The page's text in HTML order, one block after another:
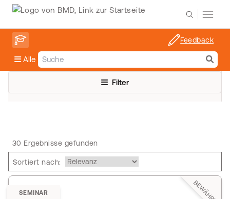
Alle
Feedback
Filter
30 Ergebnisse gefunden
Sortiert nach:
BEWÄHRT
SEMINAR